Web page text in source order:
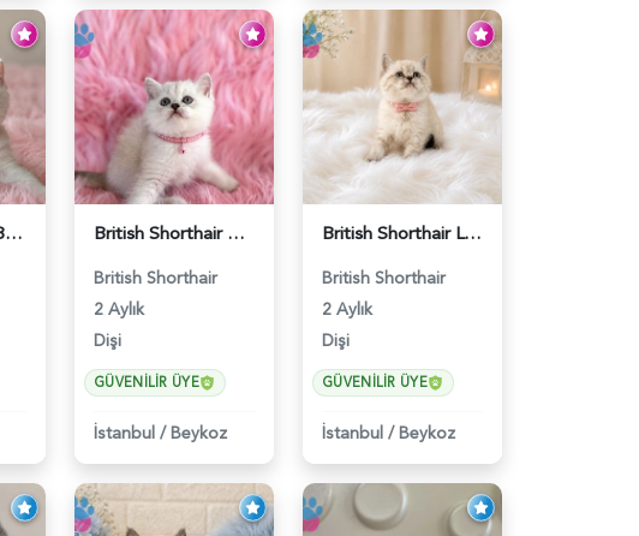
Keyfine Düşkün British Shorthair Dişi Yavrumuz - 5570 British Shorthair Golden Point Yavrumuz - 5571
British Shorthair
2 Aylık
Dişi
GÜVENILIR ÜYE
İstanbul /Beykoz
British Shorthair Lynx Point Güzel Kızımız - 4640
British Shorthair
2 Aylık
Dişi
GÜVENILIR ÜYE
İstanbul /Beykoz